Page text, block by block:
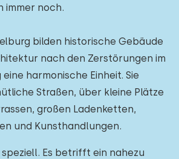
immer noch.
bilden historische Gebäude
nach den Zerstörungen im
harmonische Einheit. Sie
Straßen, über kleine Plätze
großen Ladenketten,
und Kunsthandlungen.
Es betrifft ein nahezu